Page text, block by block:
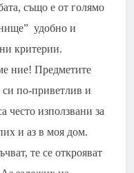
също е от голямо
удобно и
критерии.
ние! Предметите
си по-приветлив и
често използвани за
и аз в моя дом.
те се открояват